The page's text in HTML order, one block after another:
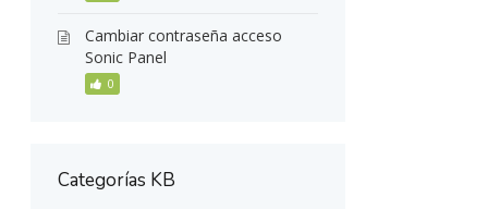
Cambiar contraseña acceso
Sonic Panel
0
Categorías KB